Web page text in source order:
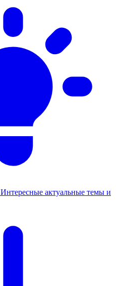
Интересные актуальные темы и